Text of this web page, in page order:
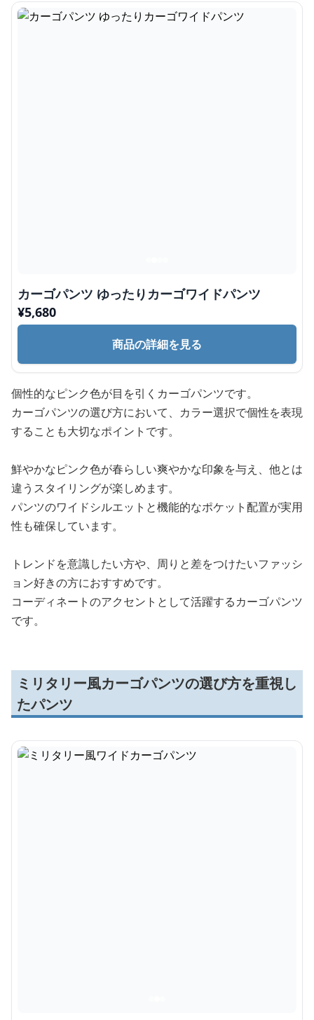
カーゴパンツ ゆったりカーゴワイドパンツ
¥5,680
商品の詳細を見る
個性的なピンク色が目を引くカーゴパンツです。
カーゴパンツの選び方において、カラー選択で個性を表現
することも大切なポイントです。
鮮やかなピンク色が春らしい爽やかな印象を与え、他とは
違うスタイリングが楽しめます。
パンツのワイドシルエットと機能的なポケット配置が実用
性も確保しています。
トレンドを意識したい方や、周りと差をつけたいファッシ
ョン好きの方におすすめです。
コーディネートのアクセントとして活躍するカーゴパンツ
です。
ミリタリー風カーゴパンツの選び方を重視し
たパンツ